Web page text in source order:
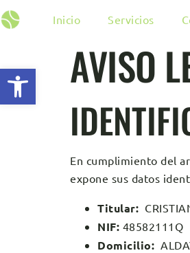
Abrir barra de herramientas
Inicio Servicios
AVISO
En cumplimiento del
expone sus datos
Titular:
NIF: 48582111Q
Domicilio: